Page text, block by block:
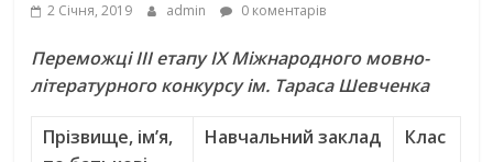
2 Січня, 2019 admin 0 коментарів
Переможці ІІІ етапуІХ Міжнародного мовно-
літературного конкурсуім. Тараса Шевченка
Прізвище, ім’я,
Навчальний заклад Клас